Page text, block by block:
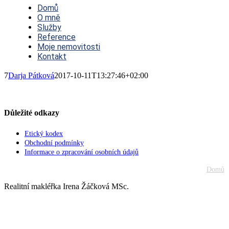
NavigationDomů
O mně
Služby
Reference
Moje nemovitosti
Kontakt
7Darja Pátková2017-10-11T13:27:46+02:00
Důležité odkazy
Etický kodex
Obchodní podmínky
Informace o zpracování osobních údajů
Domů
Realitní makléřka Irena Žáčková MSc.